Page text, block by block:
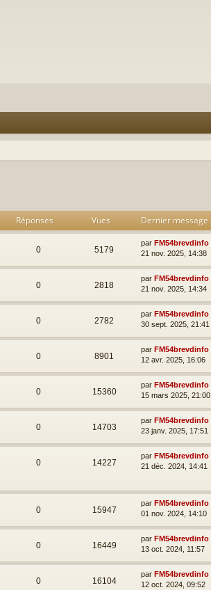
Réponses Vues Dernier message
0 5179
par FM54brevdinfo
21 nov. 2025, 14:38
0 2818
par FM54brevdinfo
21 nov. 2025, 14:34
0 2782
par FM54brevdinfo
30 sept. 2025, 21:41
0 8901
par FM54brevdinfo
12 avr. 2025, 16:06
0 15360
par FM54brevdinfo
15 mars 2025, 21:00
0 14703
par FM54brevdinfo
23 janv. 2025, 17:51
0 14227
par FM54brevdinfo
21 déc. 2024, 14:41
0 15947
par FM54brevdinfo
01 nov. 2024, 14:10
0 16449
par FM54brevdinfo
13 oct. 2024, 11:57
0 16104
par FM54brevdinfo
12 oct. 2024, 09:52